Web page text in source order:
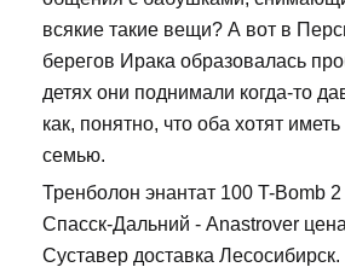
всякие такие вещи? А вот в
берегов Ирака образовалась
детях они поднимали когда-то
как, понятно, что оба хотят
семью.
Тренболон энантат 100 T-Bomb
Спасск-Дальний - Anastrover
Суставер доставка Лесосибирск.